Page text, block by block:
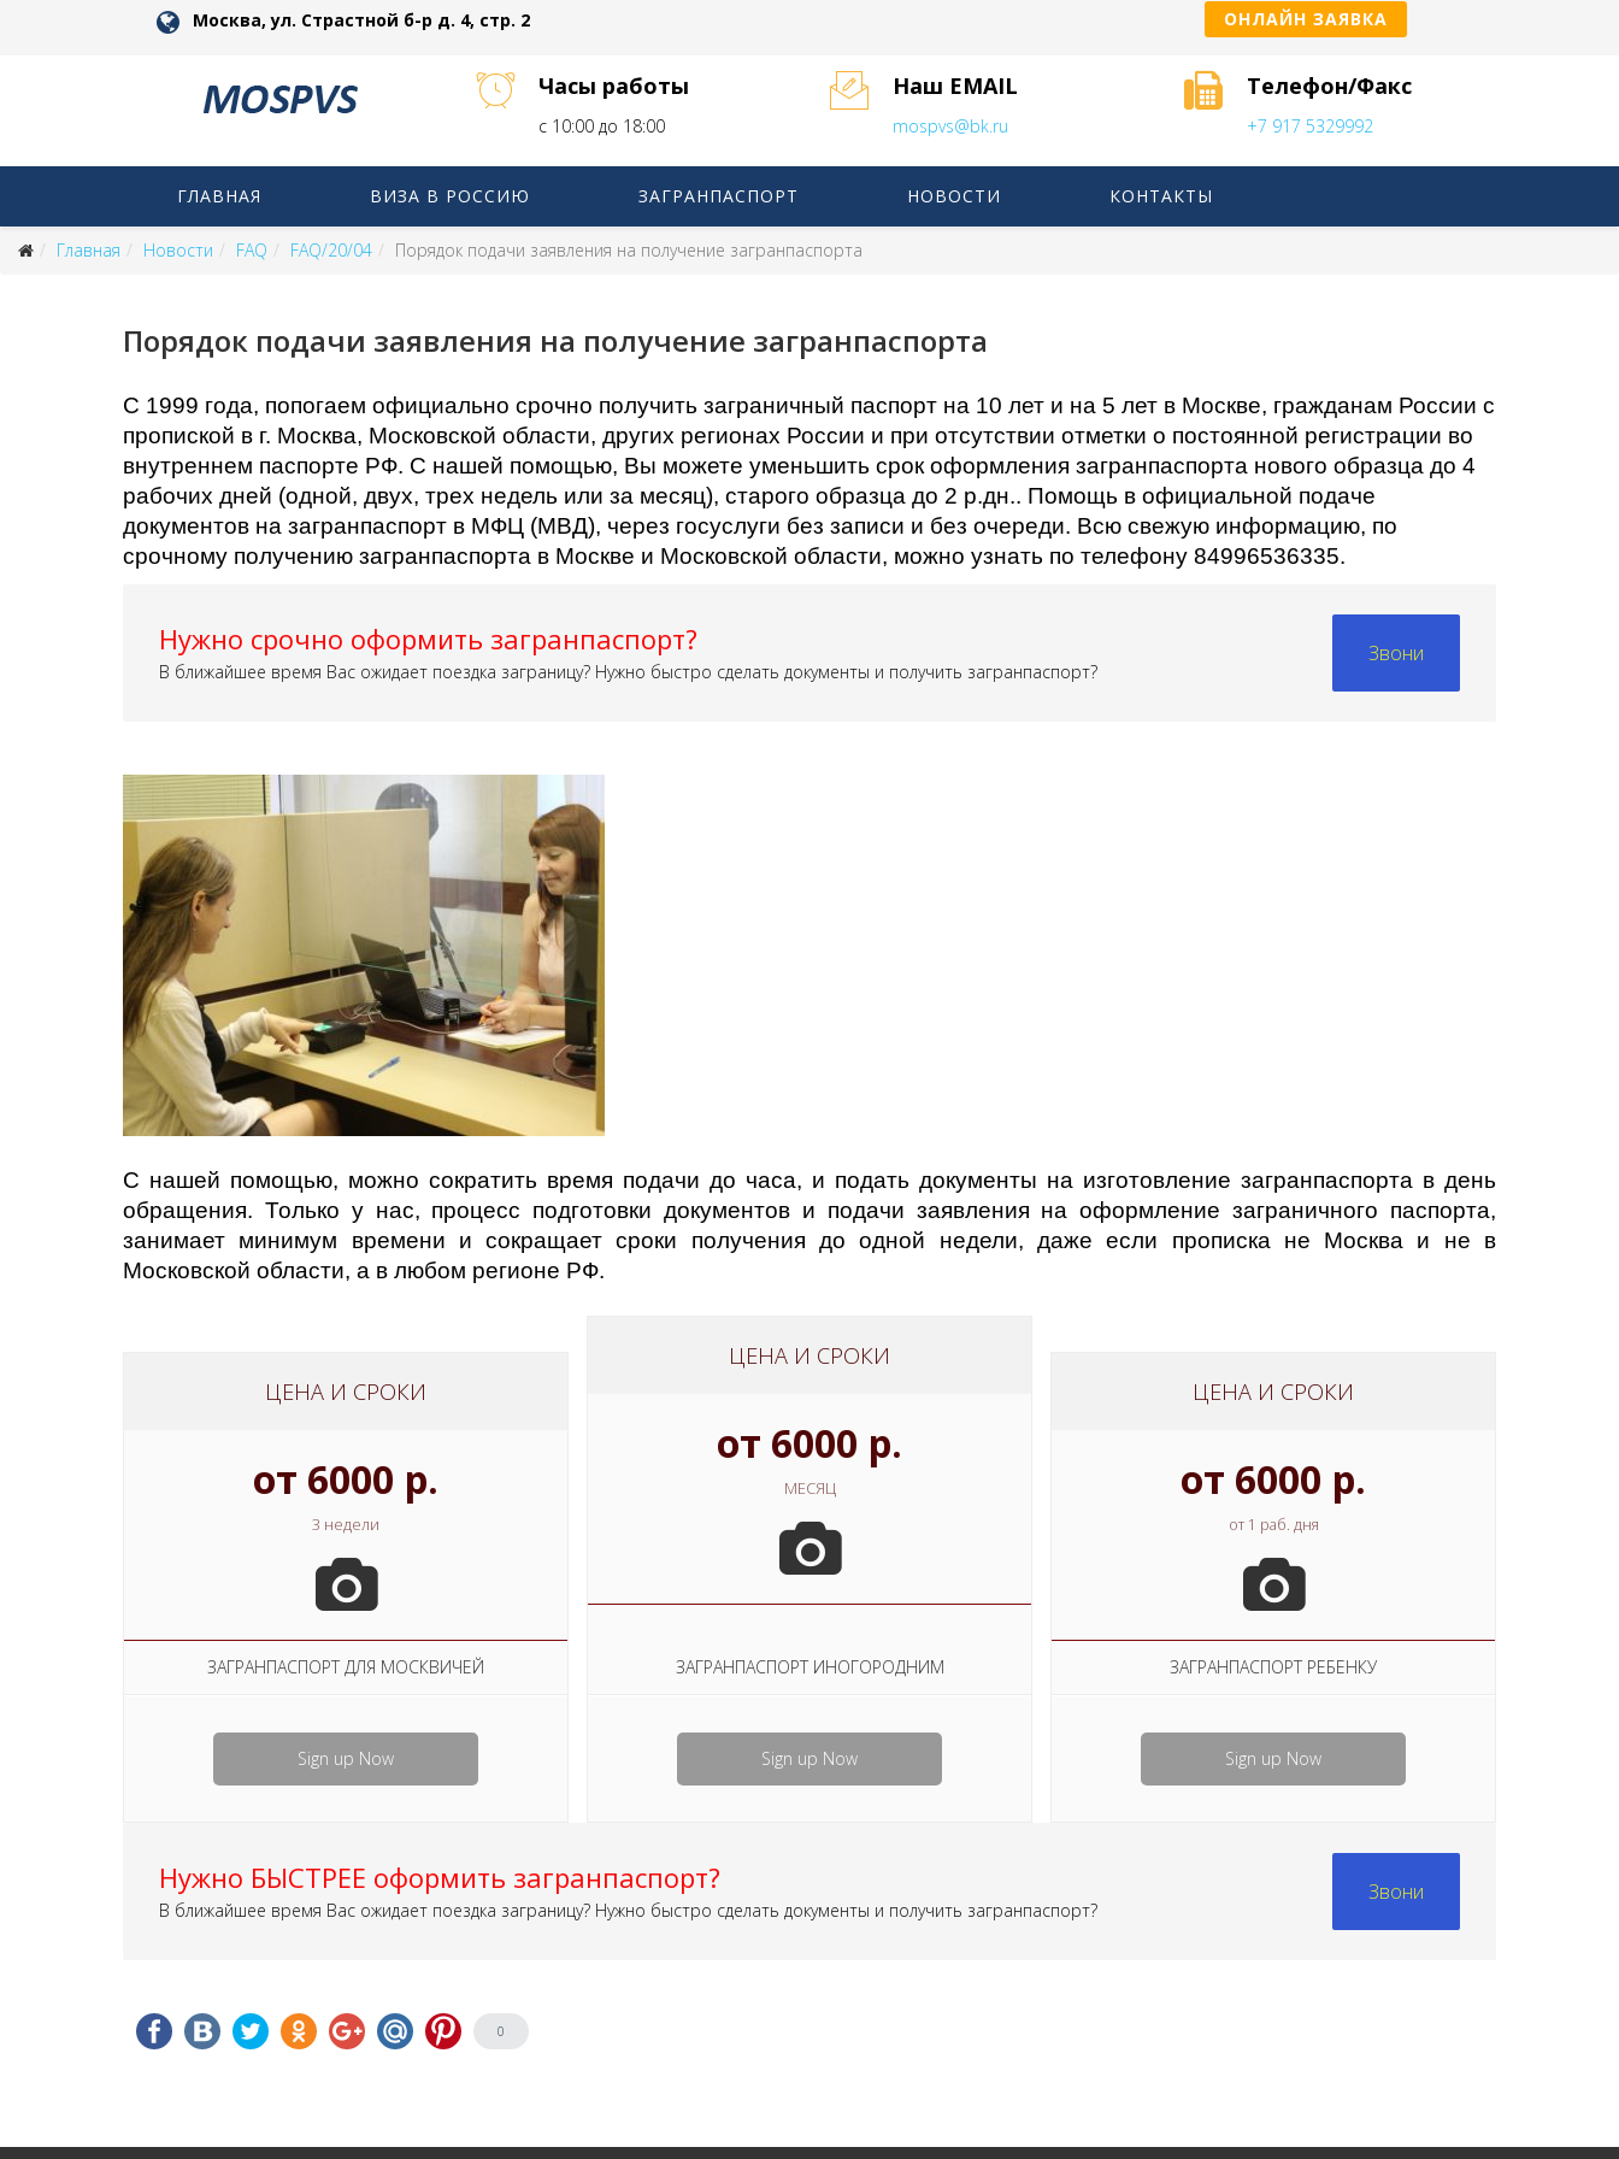
Москва, ул. Страстной б-р д. 4, стр. 2 ОНЛАЙН ЗАЯВКА
Часы работы
с 10:00 до 18:00
Наш EMAIL
mospvs@bk.ru
Телефон/Факс
+7 917 5329992
ГЛАВНАЯ ВИЗА В РОССИЮ ЗАГРАНПАСПОРТ НОВОСТИ КОНТАКТЫ
Главная Новости FAQ FAQ/20/04 Порядок подачи заявления на получение загранпаспорта
Порядок подачи заявления на получение загранпаспорта
С 1999 года, попогаем официально срочно получить заграничный паспорт на 10 лет и на 5 лет в Москве, гражданам России с
пропиской в г. Москва, Московской области, других регионах России и при отсутствии отметки о постоянной регистрации во
внутреннем паспорте РФ. С нашей помощью, Вы можете уменьшить срок оформления загранпаспорта нового образца до 4
рабочих дней (одной, двух, трех недель или за месяц), старого образца до 2 р.дн.. Помощь в официальной подаче
документов на загранпаспорт в МФЦ (МВД), через госуслуги без записи и без очереди. Всю свежую информацию, по
срочному получению загранпаспорта в Москве и Московской области, можно узнать по телефону 84996536335.
Нужно срочно оформить загранпаспорт?
В ближайшее время Вас ожидает поездка заграницу? Нужно быстро сделать документы и получить загранпаспорт?
Звони
С нашей помощью, можно сократить время подачи до часа, и подать документы на изготовление загранпаспорта в день
обращения. Только у нас, процесс подготовки документов и подачи заявления на оформление заграничного паспорта,
занимает минимум времени и сокращает сроки получения до одной недели, даже если прописка не Москва и не в
Московской области, а в любом регионе РФ.
ЦЕНА И СРОКИ
от 6000 р.
3 недели
ЗАГРАНПАСПОРТ ДЛЯ МОСКВИЧЕЙ
Sign up Now
ЦЕНА И СРОКИ
от 6000 р.
МЕСЯЦ
ЗАГРАНПАСПОРТ ИНОГОРОДНИМ
Sign up Now
ЦЕНА И СРОКИ
от 6000 р.
от 1 раб. дня
ЗАГРАНПАСПОРТ РЕБЕНКУ
Sign up Now
Нужно БЫСТРЕЕ оформить загранпаспорт?
В ближайшее время Вас ожидает поездка заграницу? Нужно быстро сделать документы и получить загранпаспорт?
Звони
0